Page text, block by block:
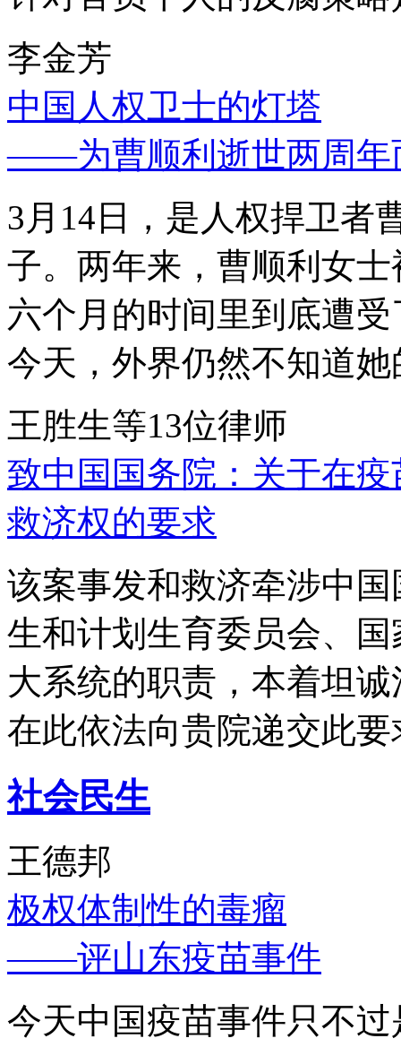
李金芳
中国人权卫士的灯塔
——为曹顺利逝世两周年
3月14日，是人权捍卫者
子。两年来，曹顺利女
六个月的时间里到底遭
今天，外界仍然不知道
王胜生等13位律师
致中国国务院：关于在
救济权的要求
该案事发和救济牵涉中
生和计划生育委员会、
大系统的职责，本着坦
在此依法向贵院递交此要
社会民生
王德邦
极权体制性的毒瘤
——评山东疫苗事件
今天中国疫苗事件只不